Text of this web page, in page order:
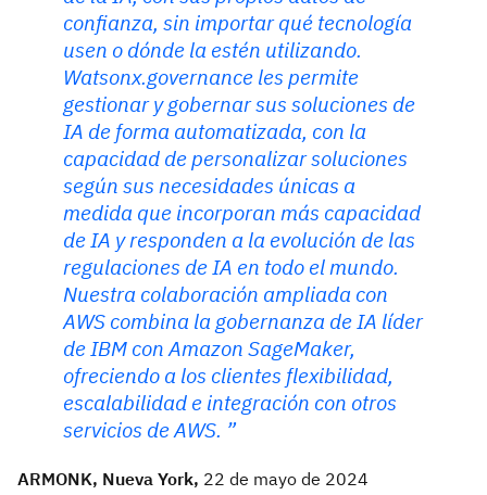
confianza, sin importar qué tecnología
usen o dónde la estén utilizando.
Watsonx.governance les permite
gestionar y gobernar sus soluciones de
IA de forma automatizada, con la
capacidad de personalizar soluciones
según sus necesidades únicas a
medida que incorporan más capacidad
de IA y responden a la evolución de las
regulaciones de IA en todo el mundo.
Nuestra colaboración ampliada con
AWS combina la gobernanza de IA líder
de IBM con Amazon SageMaker,
ofreciendo a los clientes flexibilidad,
escalabilidad e integración con otros
servicios de AWS.
ARMONK, Nueva York, 22 de mayo de 2024